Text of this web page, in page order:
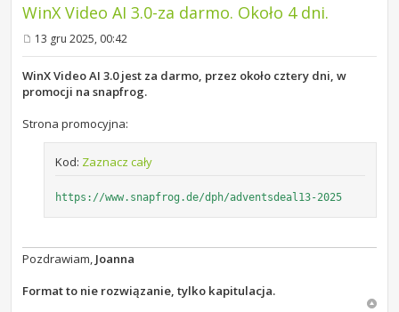
WinX Video AI 3.0-za darmo. Około 4 dni.
o
s
13 gru 2025, 00:42
WinX Video AI 3.0 jest za darmo, przez około cztery dni, w
promocji na snapfrog.
Strona promocyjna:
Kod: Zaznacz cały
https://www.snapfrog.de/dph/adventsdeal13-2025
Pozdrawiam, Joanna
Format to nie rozwiązanie, tylko kapitulacja.